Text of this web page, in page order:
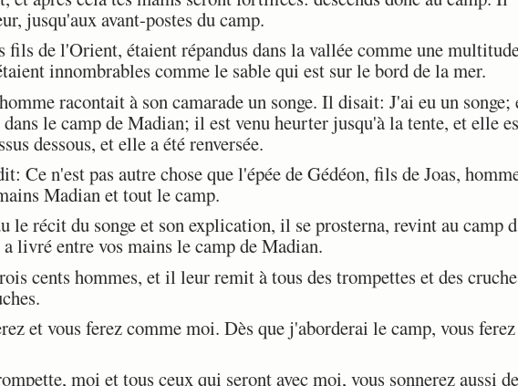
jusqu'aux avant-postes du camp.
de l'Orient, étaient répandus dans la vallée comme une
innombrables comme le sable qui est sur le bord de la mer.
racontait à son camarade un songe. Il disait: J'ai eu un
le camp de Madian; il est venu heurter jusqu'à la tente, et elle
dessous, et elle a été renversée.
Ce n'est pas autre chose que l'épée de Gédéon, fils de Joas,
Madian et tout le camp.
le récit du songe et son explication, il se prosterna, revint au camp
livré entre vos mains le camp de Madian.
cents hommes, et il leur remit à tous des trompettes et des
et vous ferez comme moi. Dès que j'aborderai le camp, vous
moi et tous ceux qui seront avec moi, vous sonnerez aussi